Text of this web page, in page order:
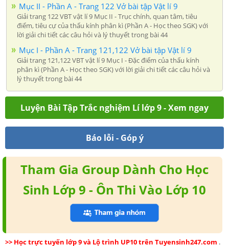
Mục II - Phần A - Trang 122 Vở bài tập Vật lí 9
Giải trang 122 VBT vật lí 9 Mục II - Trục chính, quan tâm, tiêu
điểm, tiêu cự của thấu kính phân kì (Phần A - Học theo SGK) với
lời giải chi tiết các câu hỏi và lý thuyết trong bài 44
Mục I - Phần A - Trang 121,122 Vở bài tập Vật lí 9
Giải trang 121,122 VBT vật lí 9 Mục I - Đặc điểm của thấu kính
phân kì (Phần A - Học theo SGK) với lời giải chi tiết các câu hỏi và
lý thuyết trong bài 44
Luyện Bài Tập Trắc nghiệm Lí lớp 9 - Xem ngay
Báo lỗi - Góp ý
Tham Gia Group Dành Cho Học
Sinh Lớp 9 - Ôn Thi Vào Lớp 10
>> Học trực tuyến lớp 9 và Lộ trình UP10 trên Tuyensinh247.com .